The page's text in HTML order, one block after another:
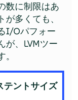
数に制限はあ
多くても、
I/Oパフォー
が、LVMツー
テントサイズ